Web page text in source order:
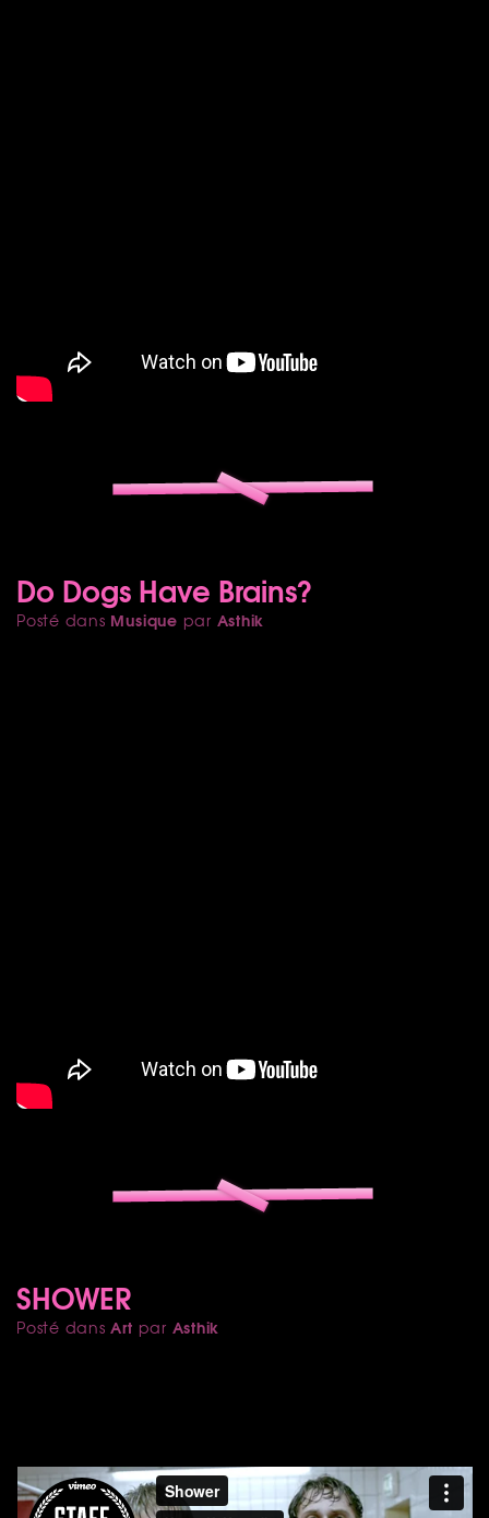
Do Dogs Have Brains?
Posté dans Musique par Asthik
SHOWER
Posté dansArt par Asthik